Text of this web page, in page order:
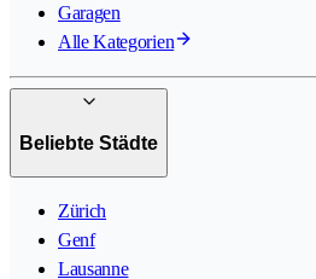
Garagen
Alle Kategorien
Beliebte Städte
Zürich
Genf
Lausanne